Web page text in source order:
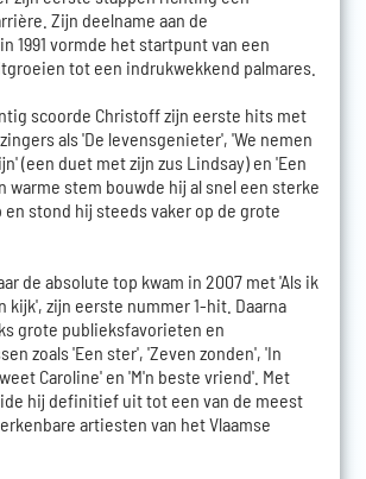
Zijn deelname aan de
1991 vormde het startpunt van een
tot een indrukwekkend palmares.
scoorde Christoff zijn eerste hits met
als 'De levensgenieter', 'We nemen
(een duet met zijn zus Lindsay) en 'Een
warme stem bouwde hij al snel een sterke
stond hij steeds vaker op de grote
de absolute top kwam in 2007 met 'Als ik
kijk', zijn eerste nummer 1-hit. Daarna
grote publieksfavorieten en
zoals 'Een ster', 'Zeven zonden', 'In
Caroline' en 'M'n beste vriend'. Met
hij definitief uit tot een van de meest
artiesten van het Vlaamse